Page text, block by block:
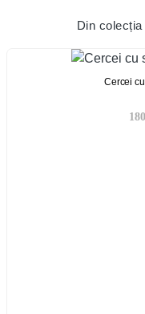
Din
Cercei